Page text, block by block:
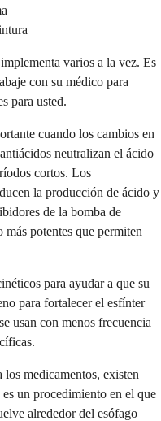
varios a la vez. Es
con su médico para
para usted.
cuando los cambios en
neutralizan el ácido
cortos. Los
la producción de ácido y
de la bomba de
más potentes que permiten
para ayudar a que su
para fortalecer el esfínter
usan con menos frecuencia
medicamentos, existen
un procedimiento en el que
alrededor del esófago